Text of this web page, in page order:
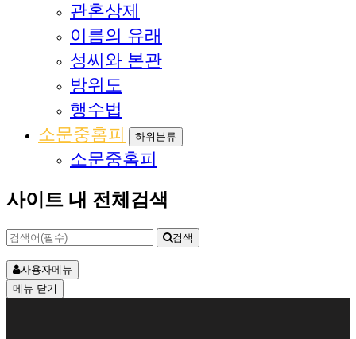
관혼상제
이름의 유래
성씨와 본관
방위도
행수법
소문중홈피
하위분류
소문중홈피
사이트 내 전체검색
검색
사용자메뉴
메뉴 닫기